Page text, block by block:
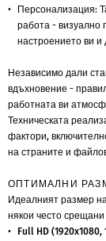
Персонализация:
работа - визуално
настроението ви и
Независимо дали
вдъхновение -
работната ви
Техническата
фактори,
на страните и
ОПТИМАЛНИ
Идеалният размер
някои често
Full HD (1920x1080,